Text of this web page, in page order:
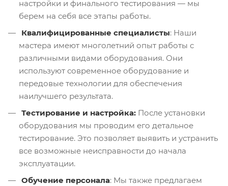
настройки и финального тестирования — мы
берем на себя все этапы работы.
Квалифицированные специалисты: Наши
мастера имеют многолетний опыт работы с
различными видами оборудования. Они
используют современное оборудование и
передовые технологии для обеспечения
наилучшего результата.
Тестирование и настройка: После установки
оборудования мы проводим его детальное
тестирование. Это позволяет выявить и устранить
все возможные неисправности до начала
эксплуатации.
Обучение персонала: Мы также предлагаем